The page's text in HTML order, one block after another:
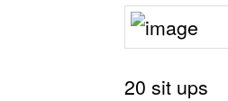
20 sit ups